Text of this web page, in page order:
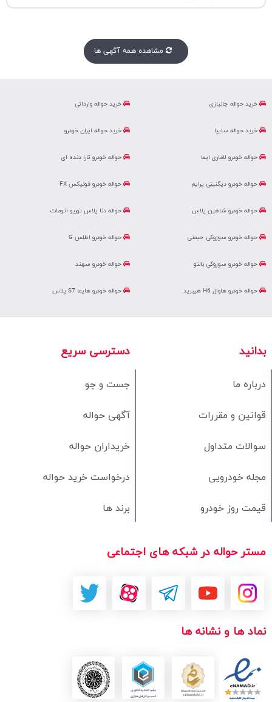
مشاهده همه آگهی ها
خرید حواله وارداتی خرید حواله جانبازی
خرید حواله ایران خودرو خرید حواله سایپا
حواله خودرو تارا دنده ای حواله خودرو لاماری ایما
حواله خودرو فونیکس FX حواله خودرو دیگنیتی پرایم
حواله دنا پلاس توربو اتومات حواله خودرو شاهین پلاس
حواله خودرو اطلس G حواله خودرو سوزوکی جیمنی
حواله خودرو سهند حواله خودرو سوزوکی بالنو
حواله خودرو هایما S7 پلاس حواله خودرو هاوال H6 هیبرید
دسترسی سریع
جست و جو
آگهی حواله
خریداران حواله
درخواست خرید حواله
برند ها
بدانید
درباره ما
قوانین و مقررات
سوالات متداول
مجله خودرویی
قیمت روز خودرو
مستر حواله در شبکه های اجتماعی
نماد ها و نشانه ها